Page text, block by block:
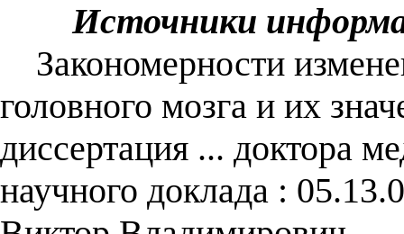
Источники
Закономерности
головного мозга и их
диссертация ... доктора
научного доклада :